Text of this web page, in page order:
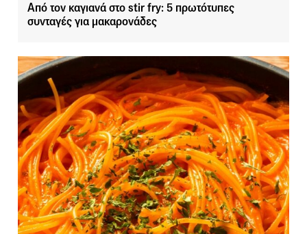
Από τον καγιανά στο stir fry: 5 πρωτότυπες
συνταγές για μακαρονάδες